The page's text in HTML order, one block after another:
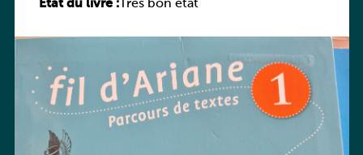
État du livre :Très bon état